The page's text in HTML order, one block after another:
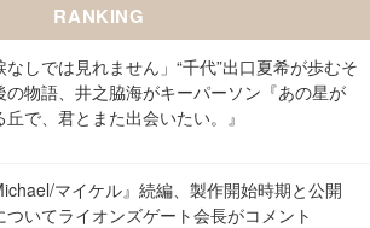
RANKING
なしでは見れません」“千代”出口夏希が歩むそ
の物語、井之脇海がキーパーソン『あの星が
丘で、君とまた出会いたい。』
マイケル』続編、製作開始時期と公開
ついてライオンズゲート会長がコメント